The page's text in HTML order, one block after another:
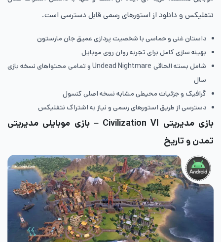
نتفلیکس و دانلود از استورهای رسمی قابل دسترسی است.
داستان غنی و حماسی با شخصیت پردازی عمیق جان مارستون
بهینه سازی کامل برای تجربه روان روی موبایل
شامل بسته الحاقی Undead Nightmare و تمامی محتواهای نسخه بازی
سال
گرافیک و جزئیات محیطی مشابه نسخه اصلی کنسول
دسترسی از طریق استورهای رسمی و نیاز به اشتراک نتفلیکس
بازی مدیریتی Civilization VI – بازی موبایلی مدیریتی
تمدن و تاریخ